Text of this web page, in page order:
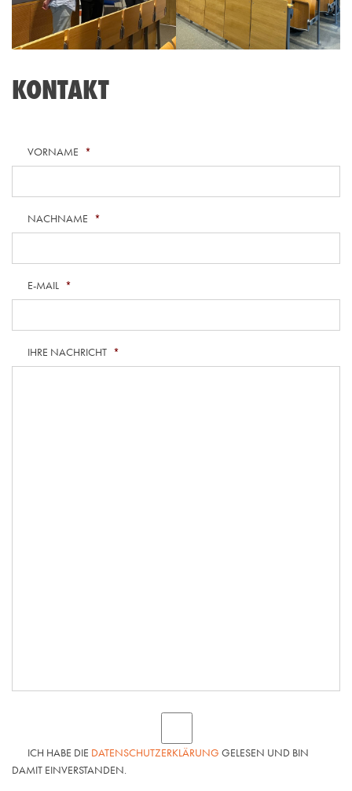
KONTAKT
VORNAME *
NACHNAME *
E-MAIL *
IHRE NACHRICHT *
ICH HABE DIE DATENSCHUTZERKLÄRUNG GELESEN UND BIN
DAMIT EINVERSTANDEN.